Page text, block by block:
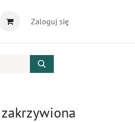
Zaloguj się